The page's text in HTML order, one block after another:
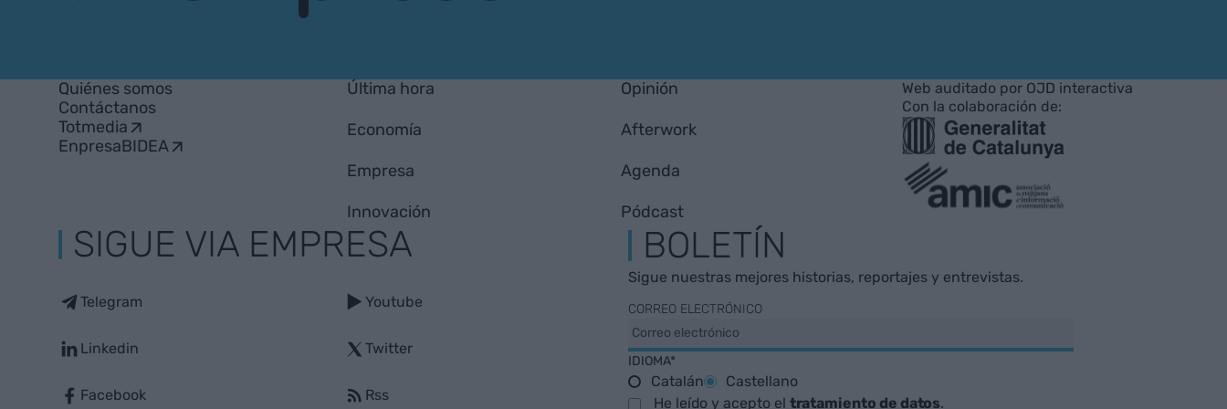
Quiénes somos
Contáctanos
Totmedia
EnpresaBIDEA
Última hora
Economía
Empresa
Innovación
Opinión
Afterwork
Agenda
Pódcast
Web auditado por OJD interactiva
Con la colaboración de:
SIGUE VIA EMPRESA
Telegram
Linkedin
Facebook
Youtube
Twitter
Rss
BOLETÍN
Sigue nuestras mejores historias, reportajes y entrevistas.
CORREO ELECTRÓNICO
IDIOMA*
Catalán
Castellano
He leído y acepto el tratamiento de datos.